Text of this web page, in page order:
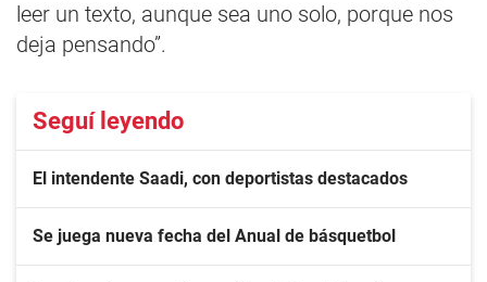
leer un texto, aunque sea uno solo, porque nos
deja pensando”.
Seguí leyendo
El intendente Saadi, con deportistas destacados
Se juega nueva fecha del Anual de básquetbol